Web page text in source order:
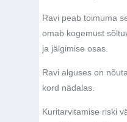
Ravi peab toimuma
omab kogemust
ja jälgimise osas.
Ravi alguses on
kord nädalas.
Kuritarvitamise riski